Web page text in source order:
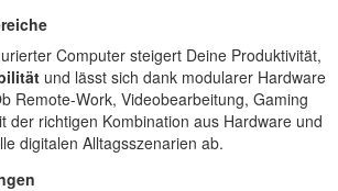
Computer steigert Deine Produktivität,
und lässt sich dank modularer Hardware
Remote-Work, Videobearbeitung, Gaming
der richtigen Kombination aus Hardware und
digitalen Alltagsszenarien ab.